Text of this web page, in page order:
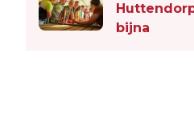
bijna